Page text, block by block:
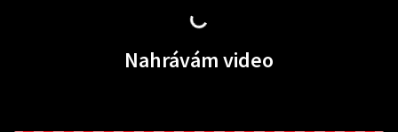
Nahrávám video